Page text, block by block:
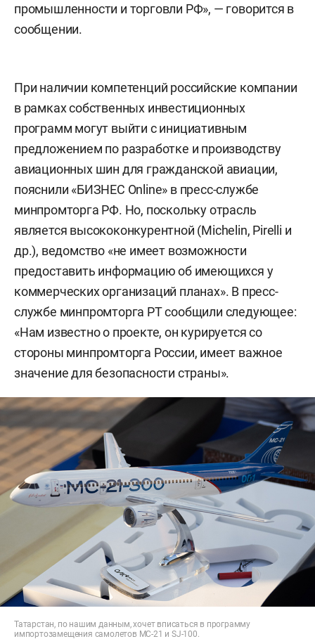
промышленности и торговли РФ», — говорится в
сообщении.
При наличии компетенций российские компании
в рамках собственных инвестиционных
программ могут выйти с инициативным
предложением по разработке и производству
авиационных шин для гражданской авиации,
пояснили «БИЗНЕС Online» в пресс-службе
минпромторга РФ. Но, поскольку отрасль
является высококонкурентной (Michelin, Pirelli и
др.), ведомство «не имеет возможности
предоставить информацию об имеющихся у
коммерческих организаций планах». В пресс-
службе минпромторга РТ сообщили следующее:
«Нам известно о проекте, он курируется со
стороны минпромторга России, имеет важное
значение для безопасности страны».
Татарстан, по нашим данным, хочет вписаться в программу
импортозамещения самолетов МС-21 и SJ-100.